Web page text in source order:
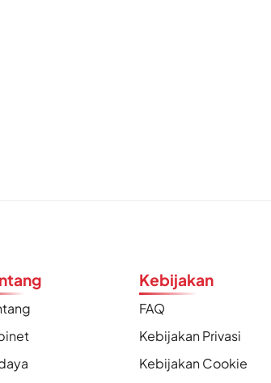
Kebijakan
FAQ
Kebijakan Privasi
Kebijakan Cookie